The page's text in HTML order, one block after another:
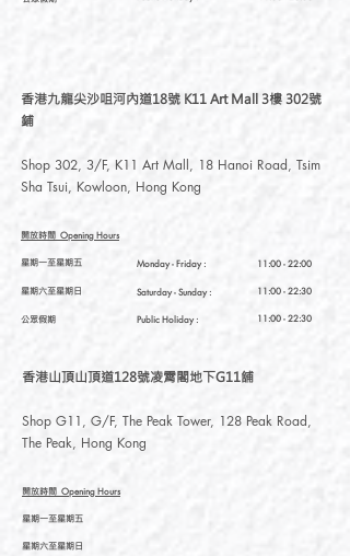
11:00 - 22:00
11:00 - 22:30
11:00 - 22:30
香港九龍尖沙咀河內道18號 K11 Art Mall 3樓 302號
鋪
Shop 302, 3/F, K11 Art Mall, 18 Hanoi Road, Tsim
Sha Tsui, Kowloon, Hong Kong
開放時間 Opening Hours
星期一至星期五
星期六至星期日
公眾假期
Monday - Friday :
Saturday- Sunday :
Public Holiday :
香港山頂山頂道128號凌霄閣地下G11舖
Shop G11, G/F, The Peak Tower, 128 Peak Road,
The Peak, Hong Kong
開放時間 Opening Hours
星期一至星期五
星期六至星期日